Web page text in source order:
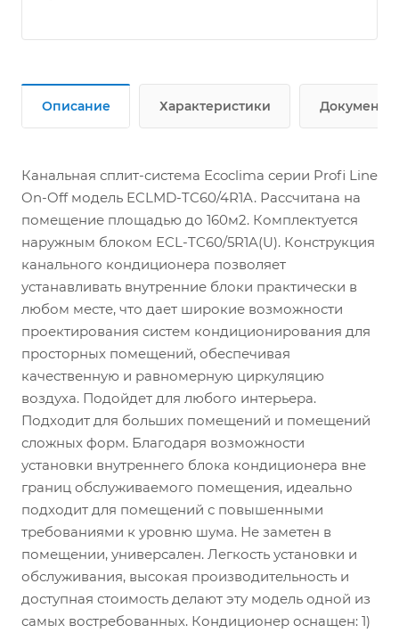
Описание Характеристики Документы
Канальная сплит-система Ecoclima серии Profi Line
On-Off модель ECLMD-TC60/4R1A. Рассчитана на
помещение площадью до 160м2. Комплектуется
наружным блоком ECL-TC60/5R1A(U). Конструкция
канального кондиционера позволяет
устанавливать внутренние блоки практически в
любом месте, что дает широкие возможности
проектирования систем кондиционирования для
просторных помещений, обеспечивая
качественную и равномерную циркуляцию
воздуха. Подойдет для любого интерьера.
Подходит для больших помещений и помещений
сложных форм. Благодаря возможности
установки внутреннего блока кондиционера вне
границ обслуживаемого помещения, идеально
подходит для помещений с повышенными
требованиями к уровню шума. Не заметен в
помещении, универсален. Легкость установки и
обслуживания, высокая производительность и
доступная стоимость делают эту модель одной из
самых востребованных. Кондиционер оснащен: 1)